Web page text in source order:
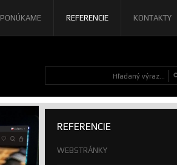
PONÚKAME REFERENCIE KONTAKTY
REFERENCIE
WEBSTRÁNKY